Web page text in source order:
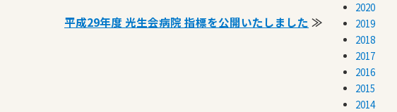
平成29年度 光生会病院 指標を公開いたしました ≫
2020
2019
2018
2017
2016
2015
2014